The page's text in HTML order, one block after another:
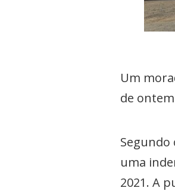
Um
de
Segundo
uma
2021. A